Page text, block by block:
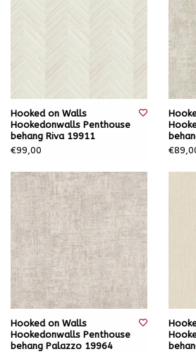
Hooked on Walls
Hookedonwalls Penthouse
behang Riva 19911
€99,00
Hooked on Walls
Hookedonwalls Penthouse
behang Palazzo 19964